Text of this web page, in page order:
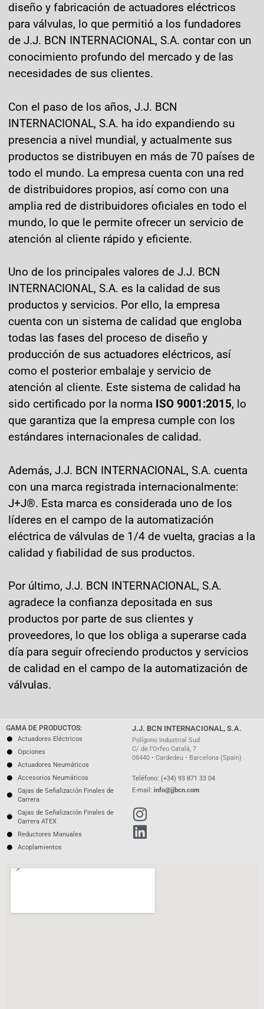
diseño y fabricación de actuadores eléctricos
para válvulas, lo que permitió a los fundadores
de J.J. BCN INTERNACIONAL, S.A. contar con un
conocimiento profundo del mercado y de las
necesidades de sus clientes.
Con el paso de los años, J.J. BCN
INTERNACIONAL, S.A. ha ido expandiendo su
presencia a nivel mundial, y actualmente sus
productos se distribuyen en más de 70 países de
todo el mundo. La empresa cuenta con una red
de distribuidores propios, así como con una
amplia red de distribuidores oficiales en todo el
mundo, lo que le permite ofrecer un servicio de
atención al cliente rápido y eficiente.
Uno de los principales valores de J.J. BCN
INTERNACIONAL, S.A. es la calidad de sus
productos y servicios. Por ello, la empresa
cuenta con un sistema de calidad que engloba
todas las fases del proceso de diseño y
producción de sus actuadores eléctricos, así
como el posterior embalaje y servicio de
atención al cliente. Este sistema de calidad ha
sido certificado por la norma ISO 9001:2015, lo
que garantiza que la empresa cumple con los
estándares internacionales de calidad.
Además, J.J. BCN INTERNACIONAL, S.A. cuenta
con una marca registrada internacionalmente:
J+J®. Esta marca es considerada uno de los
líderes en el campo de la automatización
eléctrica de válvulas de 1/4 de vuelta, gracias a la
calidad y fiabilidad de sus productos.
Por último, J.J. BCN INTERNACIONAL, S.A.
agradece la confianza depositada en sus
productos por parte de sus clientes y
proveedores, lo que los obliga a superarse cada
día para seguir ofreciendo productos y servicios
de calidad en el campo de la automatización de
válvulas.
GAMA DE PRODUCTOS:
Actuadores Eléctricos
Opciones
Actuadores Neumáticos
Accesorios Neumáticos
Cajas de Señalización Finales de
Carrera
Cajas de Señalización Finales de
Carrera ATEX
Reductores Manuales
Acoplamientos
J.J. BCN INTERNACIONAL, S.A.
Polígono Industrial Sud
C/ de l’Orfeo Català, 7
08440 • Cardedeu • Barcelona (Spain)
Teléfono: (+34) 93 871 33 04
E-mail: info@jjbcn.com